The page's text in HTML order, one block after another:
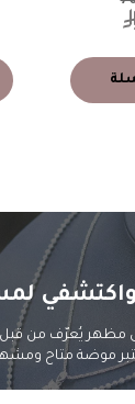
واكتشفي
مظهر يُعرّف من قبل
موضة متاح